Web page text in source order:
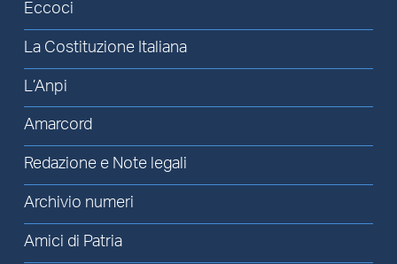
Eccoci
La Costituzione Italiana
L’Anpi
Amarcord
Redazione e Note legali
Archivio numeri
Amici di Patria